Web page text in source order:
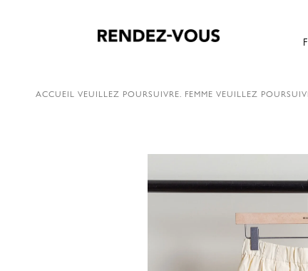
ACCUEIL VEUILLEZ POURSUIVRE. FEMME VEUILLEZ